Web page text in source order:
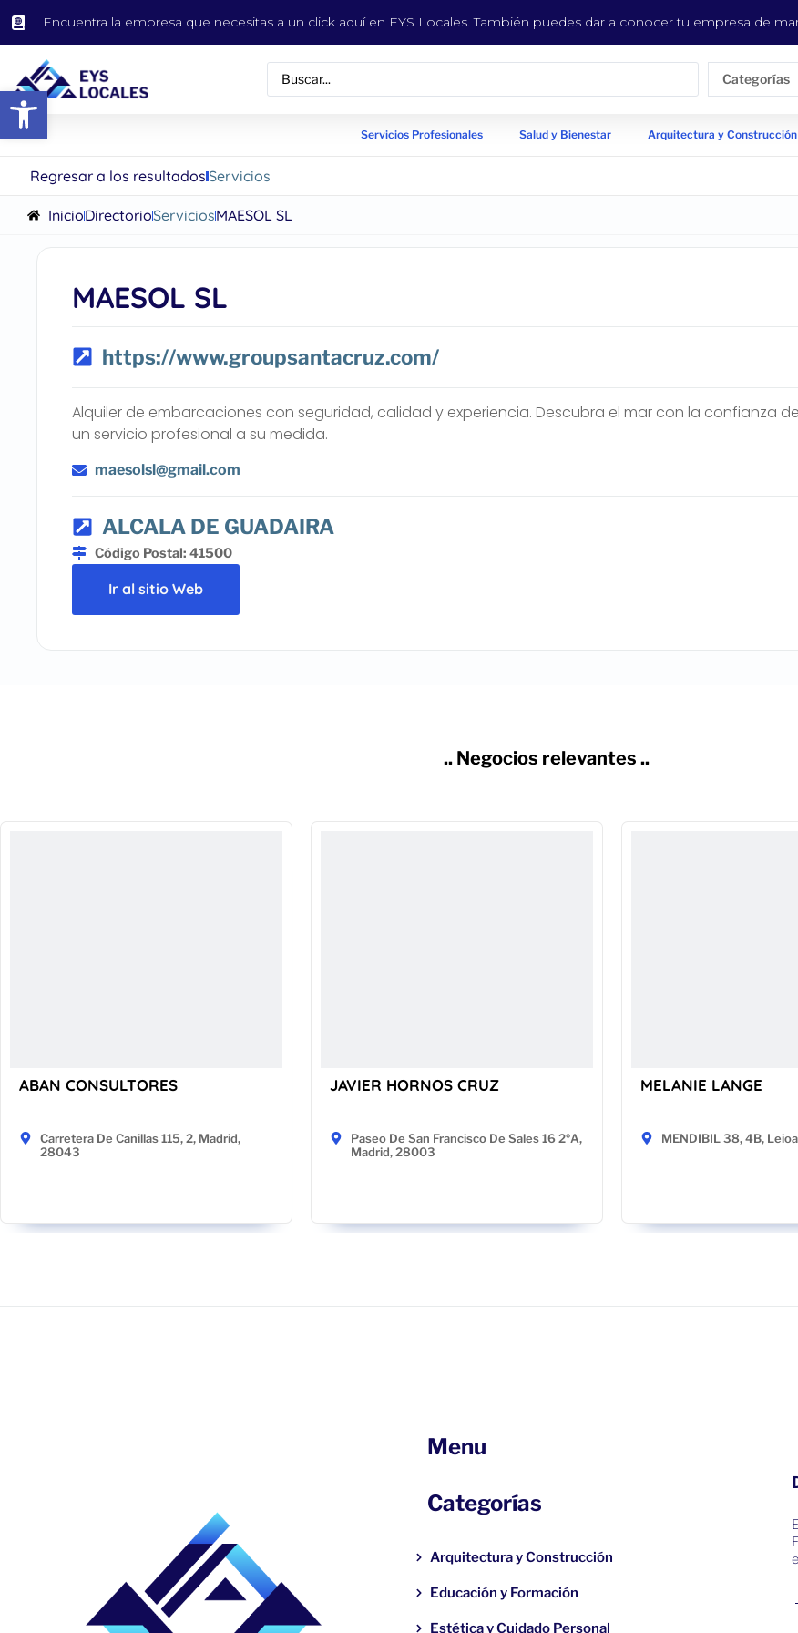
Abrir barra de herramientas
Encuentra la empresa que necesitas a un click aquí en EYS Locales. También puedes dar a conocer tu empresa de
Categorías
Servicios Profesionales Salud y Bienestar Arquitectura y Construcción
Regresar a los resultadosServicios
InicioDirectorioServiciosMAESOL SL
MAESOL SL
https://www.groupsantacruz.com/
Alquiler de embarcaciones con seguridad, calidad y experiencia. Descubra el mar con la confianza de
un servicio profesional a su medida.
maesolsl@gmail.com
ALCALA DE GUADAIRA
Código Postal: 41500
Ir al sitio Web
.. Negocios relevantes ..
ABAN CONSULTORES
Carretera De Canillas 115, 2, Madrid,
28043
JAVIER HORNOS CRUZ
Paseo De San Francisco De Sales 16 2ºA,
Madrid, 28003
MELANIE LANGE
MENDIBIL 38, 4B,
Menu
Categorías
Arquitectura y Construcción
Educación y Formación
Estética y Cuidado Personal